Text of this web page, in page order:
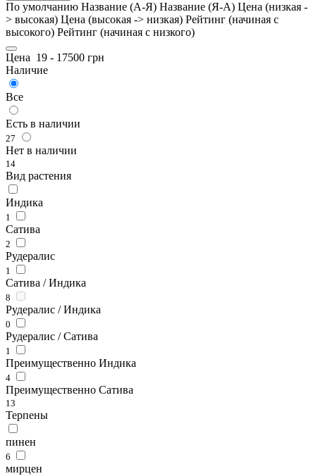
По умолчанию Название (А-Я) Название (Я-А) Цена (низкая -
> высокая) Цена (высокая -> низкая) Рейтинг (начиная с
высокого) Рейтинг (начиная с низкого)
Цена 19 - 17500 грн
Наличие
Все
Есть в наличии
27
Нет в наличии
14
Вид растения
Индика
1
Сатива
2
Рудералис
1
Сатива / Индика
8
Рудералис / Индика
0
Рудералис / Сатива
1
Преимущественно Индика
4
Преимущественно Сатива
13
Терпены
пинен
6
мирцен